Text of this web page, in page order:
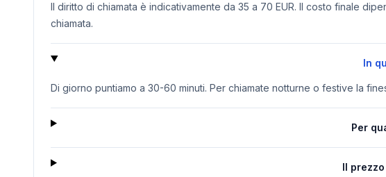
Il diritto di chiamata è indicativamente da 35 a 70 EUR. Il costo finale
chiamata.
In
Di giorno puntiamo a 30-60 minuti. Per chiamate notturne o festive la
Per
Il